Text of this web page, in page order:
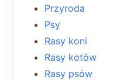
Przyroda
Psy
Rasy koni
Rasy kotów
Rasy psów